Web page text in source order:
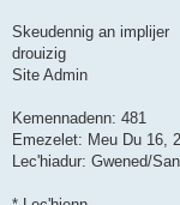
Skeudennig an implijer
drouizig
Site Admin
Kemennadenn: 481
Emezelet: Meu Du 16,
Lec'hiadur: Gwened/